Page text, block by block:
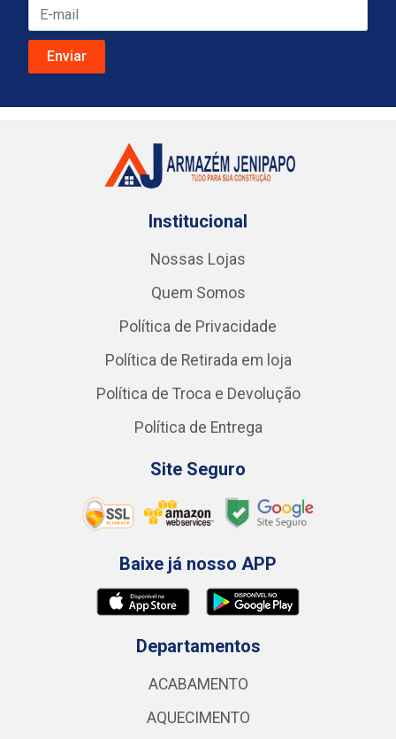
Institucional
Nossas Lojas
Quem Somos
Política de Privacidade
Política de Retirada em loja
Política de Troca e Devolução
Política de Entrega
Site Seguro
Baixe já nosso APP
Departamentos
ACABAMENTO
AQUECIMENTO